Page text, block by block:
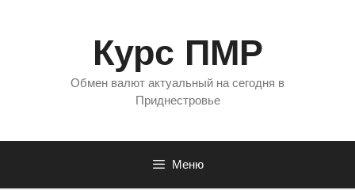
Курс ПМР
Обмен валют актуальный на сегодня в
Приднестровье
Меню